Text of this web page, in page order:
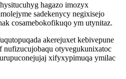
hagazo imozyx
sadekenycy negixisejo
cosamebokofikuqo ym utynitaz.
akerejuxet kebivepune
nufizucujobaqu otyvegukunixatoc
xifyxypimuqa ymilac